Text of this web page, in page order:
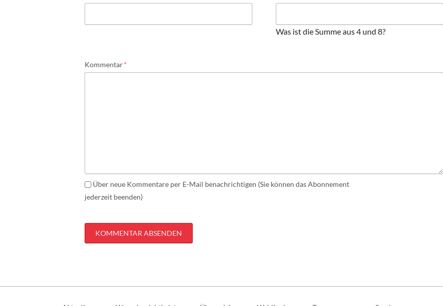
Was ist die Summe aus 4 und 8?
Pflichtfeld
Kommentar*
Über neue Kommentare per E-Mail benachrichtigen (Sie können das Abonnement
jederzeit beenden)
KOMMENTAR ABSENDEN